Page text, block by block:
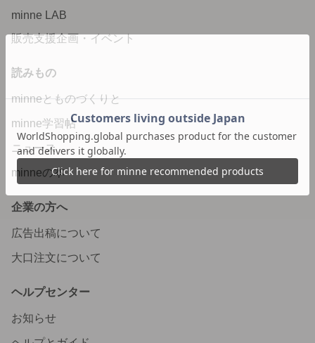
minne LAB
販売支援企画・イベント
読みもの
minneとものづくりと
minne学習帖
ニュース
minneの本
企業の方へ
広告出稿について
大口注文について
ヘルプセンター
お知らせ